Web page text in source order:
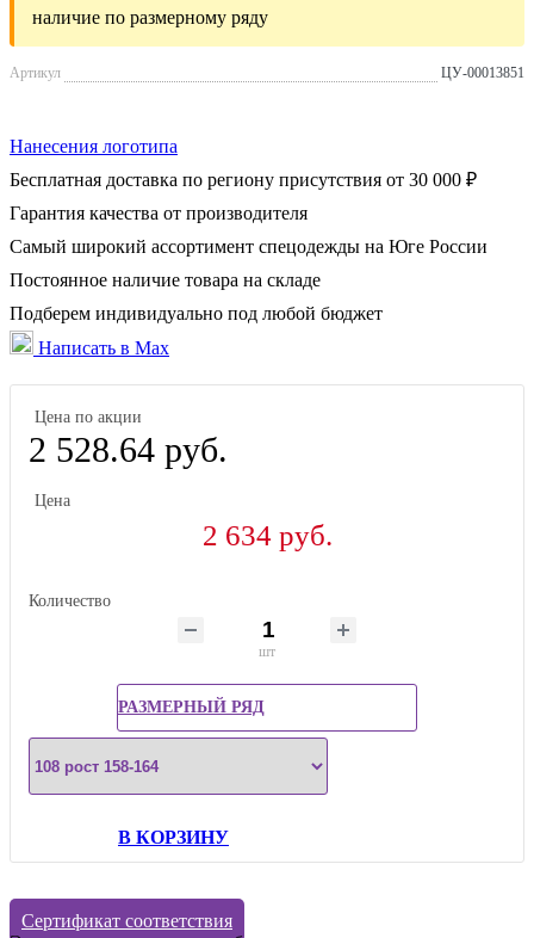
наличие по размерному ряду
Артикул ЦУ-00013851
Нанесения логотипа
Бесплатная доставка по региону присутствия от 30 000 ₽
Гарантия качества от производителя
Самый широкий ассортимент спецодежды на Юге России
Постоянное наличие товара на складе
Подберем индивидуально под любой бюджет
Написать в Max
Цена по акции
2 528.64 руб.
Цена
2 634 руб.
Количество
шт
РАЗМЕРНЫЙ РЯД
В КОРЗИНУ
Сертификат соответствия